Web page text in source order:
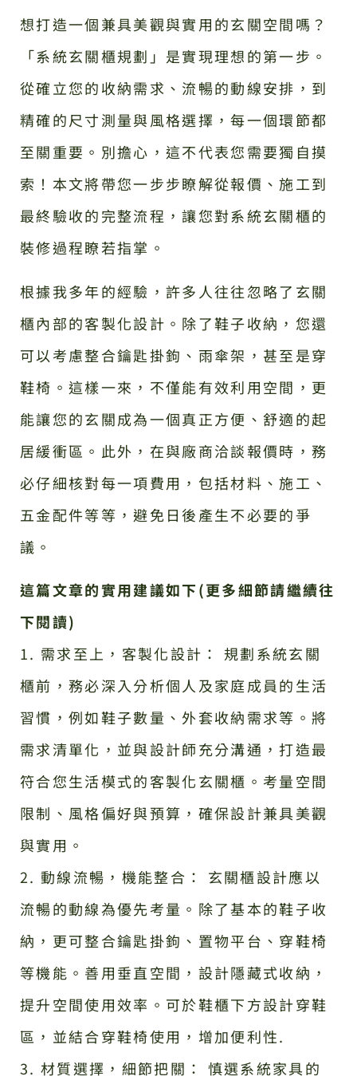
想打造一個兼具美觀與實用的玄關空間嗎？
「系統玄關櫃規劃」是實現理想的第一步。
從確立您的收納需求、流暢的動線安排，到
精確的尺寸測量與風格選擇，每一個環節都
至關重要。別擔心，這不代表您需要獨自摸
索！本文將帶您一步步瞭解從報價、施工到
最終驗收的完整流程，讓您對系統玄關櫃的
裝修過程瞭若指掌。
根據我多年的經驗，許多人往往忽略了玄關
櫃內部的客製化設計。除了鞋子收納，您還
可以考慮整合鑰匙掛鉤、雨傘架，甚至是穿
鞋椅。這樣一來，不僅能有效利用空間，更
能讓您的玄關成為一個真正方便、舒適的起
居緩衝區。此外，在與廠商洽談報價時，務
必仔細核對每一項費用，包括材料、施工、
五金配件等等，避免日後產生不必要的爭
議。
這篇文章的實用建議如下(更多細節請繼續往
下閱讀)
1. 需求至上，客製化設計： 規劃系統玄關
櫃前，務必深入分析個人及家庭成員的生活
習慣，例如鞋子數量、外套收納需求等。將
需求清單化，並與設計師充分溝通，打造最
符合您生活模式的客製化玄關櫃。考量空間
限制、風格偏好與預算，確保設計兼具美觀
與實用。
2. 動線流暢，機能整合： 玄關櫃設計應以
流暢的動線為優先考量。除了基本的鞋子收
納，更可整合鑰匙掛鉤、置物平台、穿鞋椅
等機能。善用垂直空間，設計隱藏式收納，
提升空間使用效率。可於鞋櫃下方設計穿鞋
區，並結合穿鞋椅使用，增加便利性.
3. 材質選擇，細節把關： 慎選系統家具的